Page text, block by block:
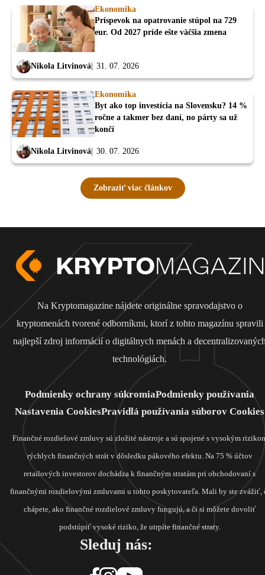
Ekonomika
Príspevok na opatrovanie stúpol na 729
eur. Od 2027 príde ešte väčšia zmena
Nikola Litvinová 31. 07. 2026
Ekonomika
Byt ako top investícia na Slovensku? 14 %
ročne a takmer bez daní, no párty sa už
končí
Nikola Litvinová 30. 07. 2026
Zobraziť viac článkov
Na Kryptomagazine nájdete originálne spravodajstvo o
kryptomenách tvorené odborníkmi, ktorí z tohto magazínu spravili
najlepší zdroj informácií o digitálnych menách a
technológiách.
Podmienky ochrany súkromiaPodmienky používania
Nastavenia CookiesPravidlá používania súborov Cookies
Finančné rozdielové zmluvy sú zložité nástroje a sú spojené s vysokým
rýchlych finančných strát v dôsledku pákového efektu. Na 75 % účtov
retailových investorov dochádza k finančným stratám pri obchodovaní s
finančnými rozdielovými zmluvami u tohto poskytovateľa. Mali by ste zvážiť,
chápete, ako finančné rozdielové zmluvy fungujú, a či si môžete dovoliť
podstúpiť vysoké riziko, že utrpíte finančné straty.
Sleduj nás: